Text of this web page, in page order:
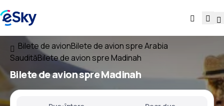
Bilete de avionBilete de avion spre Arabia
SaudităBilete de avion spre Madinah
Bilete de avion spre Madinah